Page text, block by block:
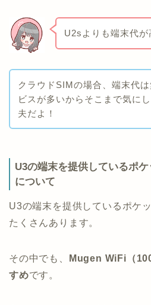
U2sよりも端末代が
クラウドSIMの場合、端末代
ビスが多いからそこまで気に
夫だよ！
U3の端末を提供しているポ
について
U3の端末を提供しているポケ
たくさんあります。
その中でも、
Mugen WiFi（
すめです。